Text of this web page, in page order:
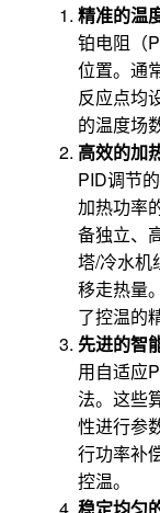
精准的温
铂电阻（
位置。通
反应点均
的温度场
高效的加
PID调节
加热功率
备独立、
塔/冷水机
移走热量
了控温的
先进的智
用自适应
法。这些
性进行参
行功率补
控温。
稳定均匀